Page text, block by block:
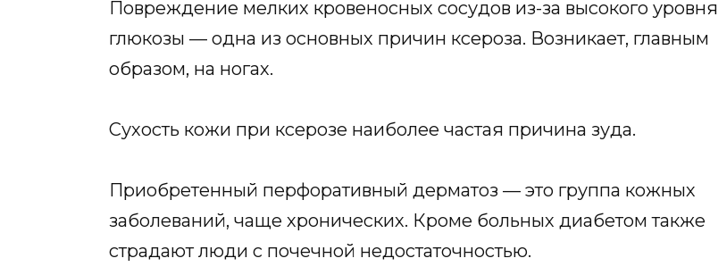
Повреждение мелких кровеносных сосудов из-за высокого уровня
глюкозы — одна из основных причин ксероза. Возникает, главным
образом, на ногах.
Сухость кожи при ксерозе наиболее частая причина зуда.
Приобретенный перфоративный дерматоз — это группа кожных
заболеваний, чаще хронических. Кроме больных диабетом также
страдают люди с почечной недостаточностью.